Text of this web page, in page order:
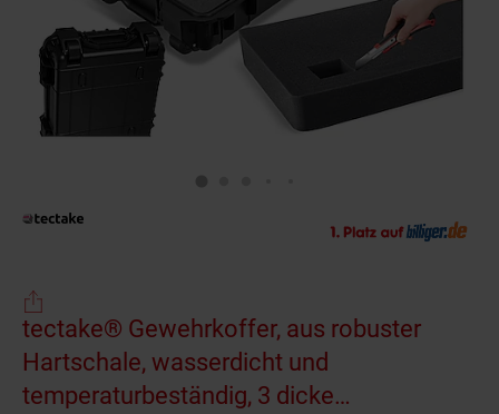
tectake® Gewehrkoffer, aus robuster
Hartschale, wasserdicht und
temperaturbeständig, 3 dicke